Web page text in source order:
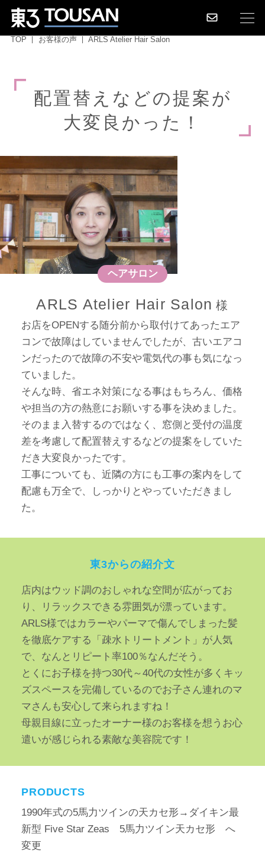
TOP お客様の声 ARLS Atelier Hair Salon
配置替 え な どの提案が
大変 良 か っ た ！
ヘアサロン
ARLS Atelier Hair Salon
お店をOPENする随分前から取付けてあったエア
コンで故障はしていませんでしたが、古いエアコ
ンだったので故障の不安や電気代の事も気になっ
ていました。
そんな時、省エネ対策になる事はもちろん、価格
や担当の方の熱意にお願いする事を決めました。
そのまま入替するのではなく、窓側と受付の温度
差を考慮して配置替えするなどの提案をしていた
だき大変良かったです。
工事についても、近隣の方にも工事の案内をして
配慮も万全で、しっかりとやっていただきまし
た。
東3からの紹介文
店内はウッド調のおしゃれな空間が広がってお
り、リラックスできる雰囲気が漂っています。
ARLS様ではカラーやパーマで傷んでしまった髪
を徹底ケアする「疎水トリートメント」が人気
で、なんとリピート率100％なんだそう。
とくにお子様を持つ30代～40代の女性が多くキッ
ズスペースを完備しているのでお子さん連れのマ
マさんも安心して来られますね！
母親目線に立ったオーナー様のお客様を想うお心
遣いが感じられる素敵な美容院です！
PRODUCTS
1990年式の5馬力ツインの天カセ形→ダイキン最
新型 Five Star Zeas 5馬力ツイン天カセ形 へ
変更